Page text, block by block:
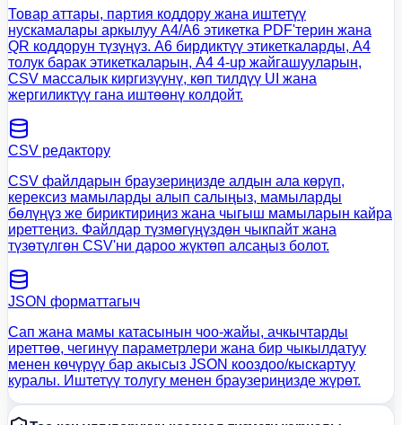
Товар аттары, партия коддору жана иштетүү
нускамалары аркылуу A4/A6 этикетка PDF'терин жана
QR коддорун түзүңүз. A6 бирдиктүү этикеткаларды, A4
толук барак этикеткаларын, A4 4-up жайгашууларын,
CSV массалык киргизүүнү, көп тилдүү UI жана
жергиликтүү гана иштөөнү колдойт.
CSV редактору
CSV файлдарын браузериңизде алдын ала көрүп,
керексиз мамыларды алып салыңыз, мамыларды
бөлүңүз же бириктириңиз жана чыгыш мамыларын кайра
иреттеңиз. Файлдар түзмөгүңүздөн чыкпайт жана
түзөтүлгөн CSV'ни дароо жүктөп алсаңыз болот.
JSON форматтагыч
Сап жана мамы катасынын чоо-жайы, ачкычтарды
иреттөө, чегинүү параметрлери жана бир чыкылдатуу
менен көчүрүү бар акысыз JSON кооздоо/кыскартуу
куралы. Иштетүү толугу менен браузериңизде жүрөт.